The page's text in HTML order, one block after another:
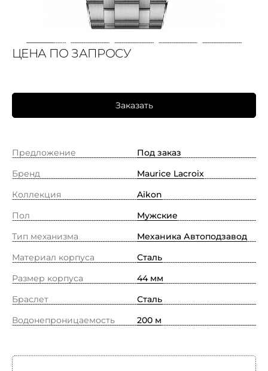
ЦЕНА ПО ЗАПРОСУ
Заказать
Предложение
Под заказ
Бренд
Maurice Lacroix
Коллекция
Aikon
Пол
Мужские
Тип механизма
Механика Автоподзавод
Материал корпуса
Сталь
Размер корпуса
44 мм
Браслет
Сталь
Водонепроницаемость
200 м